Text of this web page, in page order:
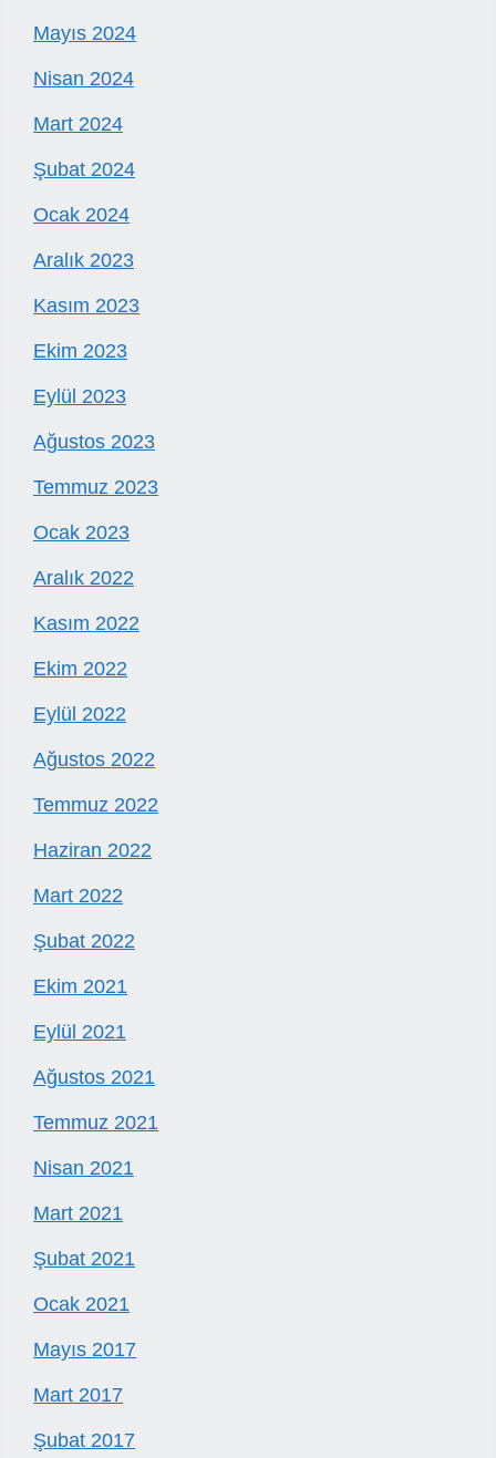
Mayıs 2024
Nisan 2024
Mart 2024
Şubat 2024
Ocak 2024
Aralık 2023
Kasım 2023
Ekim 2023
Eylül 2023
Ağustos 2023
Temmuz 2023
Ocak 2023
Aralık 2022
Kasım 2022
Ekim 2022
Eylül 2022
Ağustos 2022
Temmuz 2022
Haziran 2022
Mart 2022
Şubat 2022
Ekim 2021
Eylül 2021
Ağustos 2021
Temmuz 2021
Nisan 2021
Mart 2021
Şubat 2021
Ocak 2021
Mayıs 2017
Mart 2017
Şubat 2017